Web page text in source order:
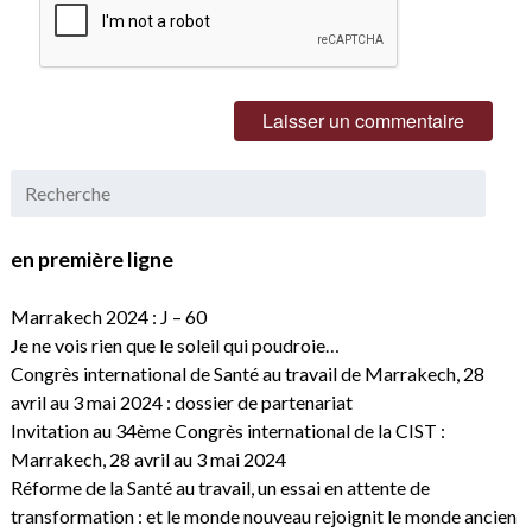
en première ligne
Marrakech 2024 : J – 60
Je ne vois rien que le soleil qui poudroie…
Congrès international de Santé au travail de Marrakech, 28
avril au 3 mai 2024 : dossier de partenariat
Invitation au 34ème Congrès international de la CIST :
Marrakech, 28 avril au 3 mai 2024
Réforme de la Santé au travail, un essai en attente de
transformation : et le monde nouveau rejoignit le monde ancien